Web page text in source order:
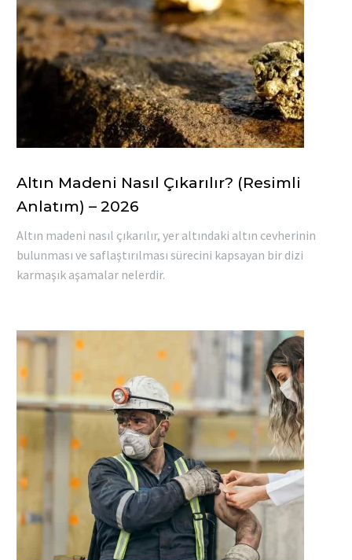
Altın Madeni Nasıl Çıkarılır? (Resimli
Anlatım) – 2026
Altın madeni nasıl çıkarılır, yer altındaki altın cevherinin
bulunması ve saflaştırılması sürecini kapsayan bir dizi
karmaşık aşamalar nelerdir.